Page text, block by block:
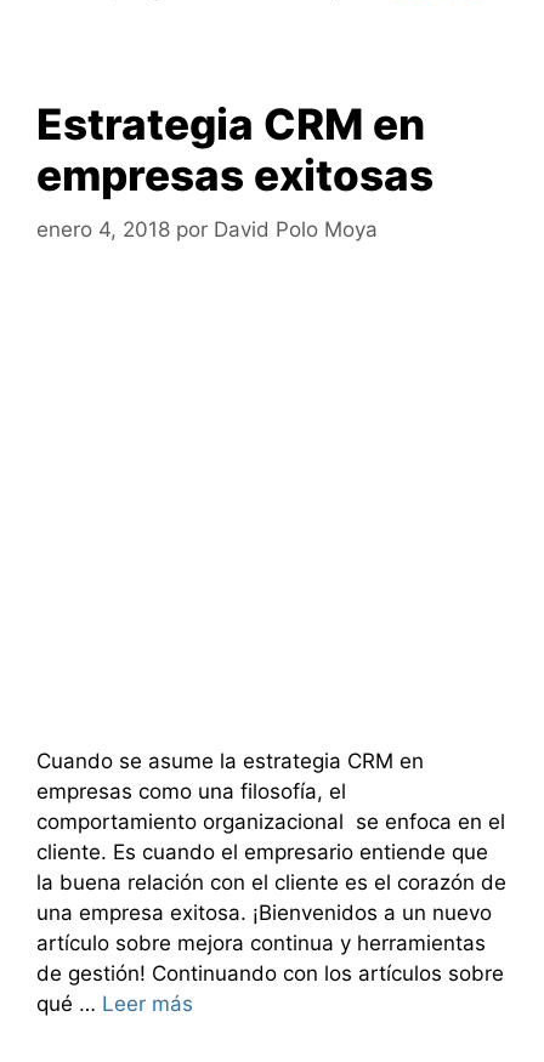
Estrategia CRM en
empresas exitosas
enero 4, 2018 por David Polo Moya
Cuando se asume la estrategia CRM en
empresas como una filosofía, el
comportamiento organizacional se enfoca en el
cliente. Es cuando el empresario entiende que
la buena relación con el cliente es el corazón de
una empresa exitosa. ¡Bienvenidos a un nuevo
artículo sobre mejora continua y herramientas
de gestión! Continuando con los artículos sobre
qué … Leer más